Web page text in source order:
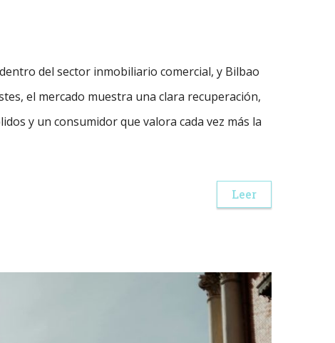
del sector inmobiliario comercial, y Bilbao
el mercado muestra una clara recuperación,
y un consumidor que valora cada vez más la
Leer